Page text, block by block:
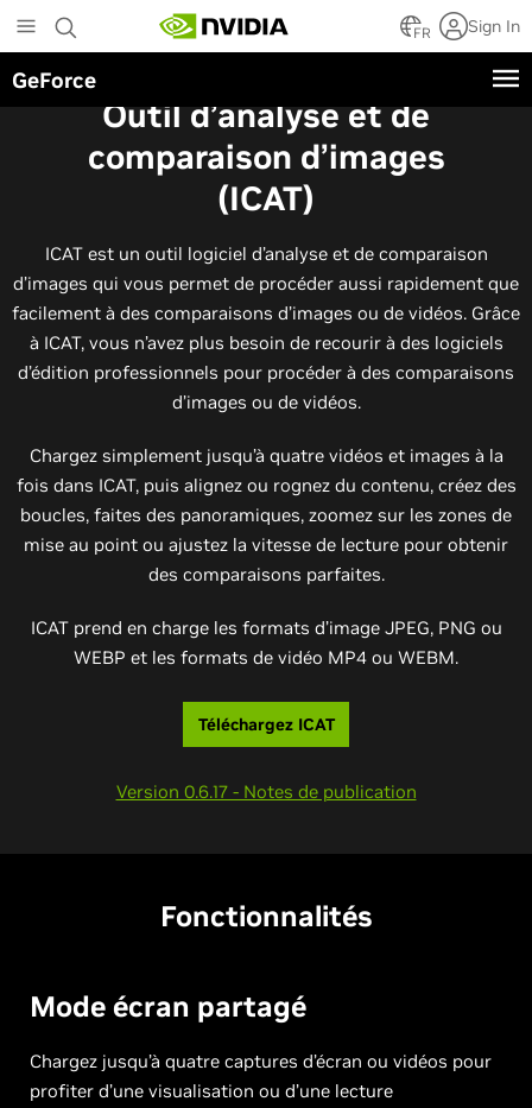
to
main
content
FR Sign In
GeForce
Outil d’analyse et de
comparaison d’images
(ICAT)
ICAT est un outil logiciel d’analyse et de comparaison
d’images qui vous permet de procéder aussi rapidement que
facilement à des comparaisons d’images ou de vidéos. Grâce
à ICAT, vous n’avez plus besoin de recourir à des logiciels
d’édition professionnels pour procéder à des comparaisons
d’images ou de vidéos.
Chargez simplement jusqu’à quatre vidéos et images à la
fois dans ICAT, puis alignez ou rognez du contenu, créez des
boucles, faites des panoramiques, zoomez sur les zones de
mise au point ou ajustez la vitesse de lecture pour obtenir
des comparaisons parfaites.
ICAT prend en charge les formats d’image JPEG, PNG ou
WEBP et les formats de vidéo MP4 ou WEBM.
Téléchargez ICAT
Version 0.6.17 - Notes de publication
Fonctionnalités
Mode écran partagé
Chargez jusqu’à quatre captures d’écran ou vidéos pour
profiter d’une visualisation ou d’une lecture